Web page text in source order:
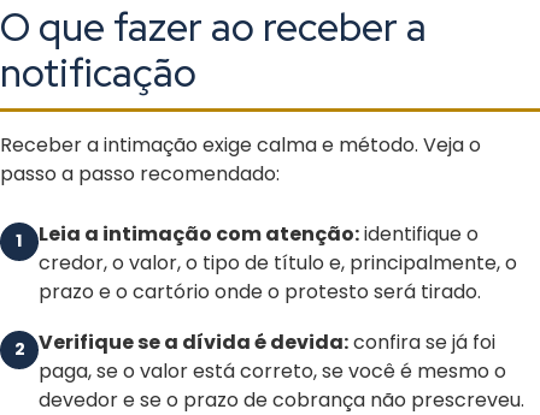
O que fazer ao receber a
notificação
Receber a intimação exige calma e método. Veja o
passo a passo recomendado:
1 Leia a intimação com atenção:identifique o
credor, o valor, o tipo de título e, principalmente, o
prazo e o cartório onde o protesto será tirado.
2 Verifique se a dívida é devida:confira se já foi
paga, se o valor está correto, se você é mesmo o
devedor e se o prazo de cobrança não prescreveu.